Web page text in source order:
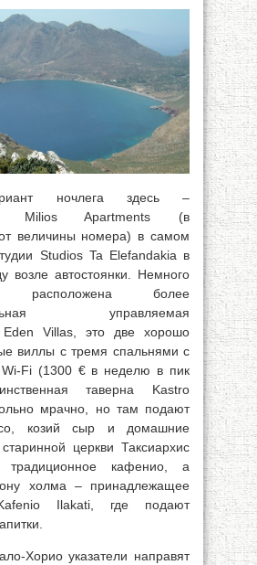
ночлега здесь –
Milios Apartments (в
величины номера) в самом
Studios Ta Elefandakia в
возле автостоянки. Немного
более
управляемая
Eden Villas, это две хорошо
виллы с тремя спальнями с
Fi (1300 € в неделю в пик
таверна Kastro
мрачно, но там подают
козий сыр и домашние
церкви Таксиархис
традиционное кафенио, а
холма – принадлежащее
Ilakati, где подают
Хорио указатели направят